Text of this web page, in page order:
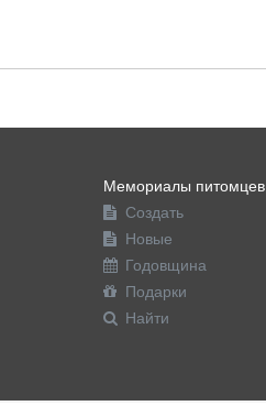
Мемориалы питомцев
Создать
Новые
Годовщина
Подарки
Найти